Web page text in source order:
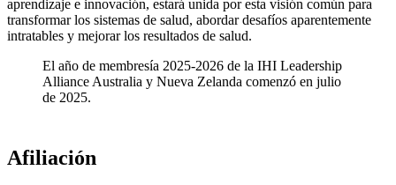
aprendizaje e innovación, estará unida por esta visión común para
transformar los sistemas de salud, abordar desafíos aparentemente
intratables y mejorar los resultados de salud.
El año de membresía 2025-2026 de la IHI Leadership
Alliance Australia y Nueva Zelanda comenzó en julio
de 2025.
Afiliación